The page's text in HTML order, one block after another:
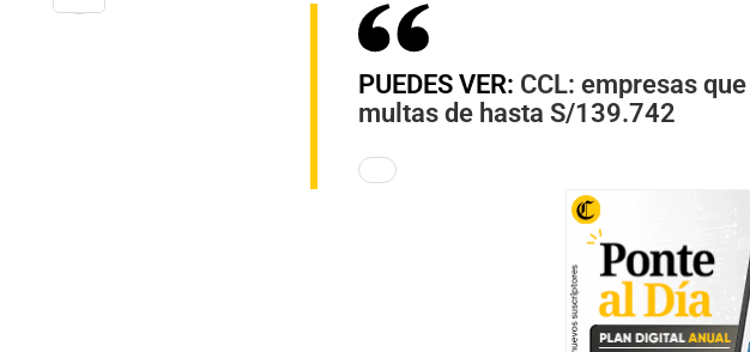
PUEDES VER: CCL: empresas
multas de hasta S/139.742